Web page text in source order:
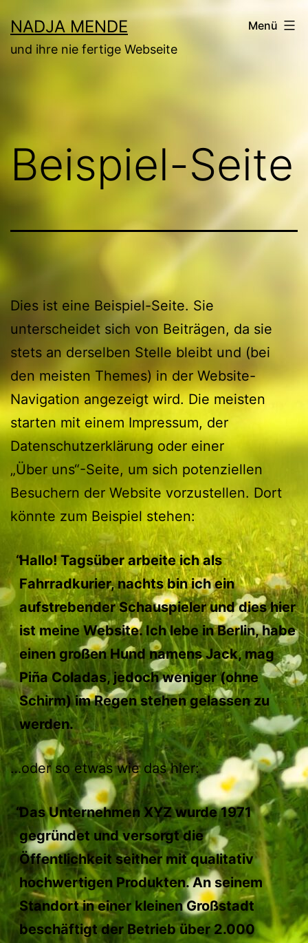
Inhalt
springen
NADJA MENDE
und ihre nie fertige Webseite
Menü
Beispiel-Seite
Dies ist eine Beispiel-Seite. Sie
unterscheidet sich von Beiträgen, da sie
stets an derselben Stelle bleibt und (bei
den meisten Themes) in der Website-
Navigation angezeigt wird. Die meisten
starten mit einem Impressum, der
Datenschutzerklärung oder einer
„Über uns“-Seite, um sich potenziellen
Besuchern der Website vorzustellen. Dort
könnte zum Beispiel stehen:
Hallo! Tagsüber arbeite ich als
Fahrradkurier, nachts bin ich ein
aufstrebender Schauspieler und dies hier
ist meine Website. Ich lebe in Berlin, habe
einen großen Hund namens Jack, mag
Piña Coladas, jedoch weniger (ohne
Schirm) im Regen stehen gelassen zu
werden.
…oder so etwas wie das hier:
Das Unternehmen XYZ wurde 1971
gegründet und versorgt die
Öffentlichkeit seither mit qualitativ
hochwertigen Produkten. An seinem
Standort in einer kleinen Großstadt
beschäftigt der Betrieb über 2.000